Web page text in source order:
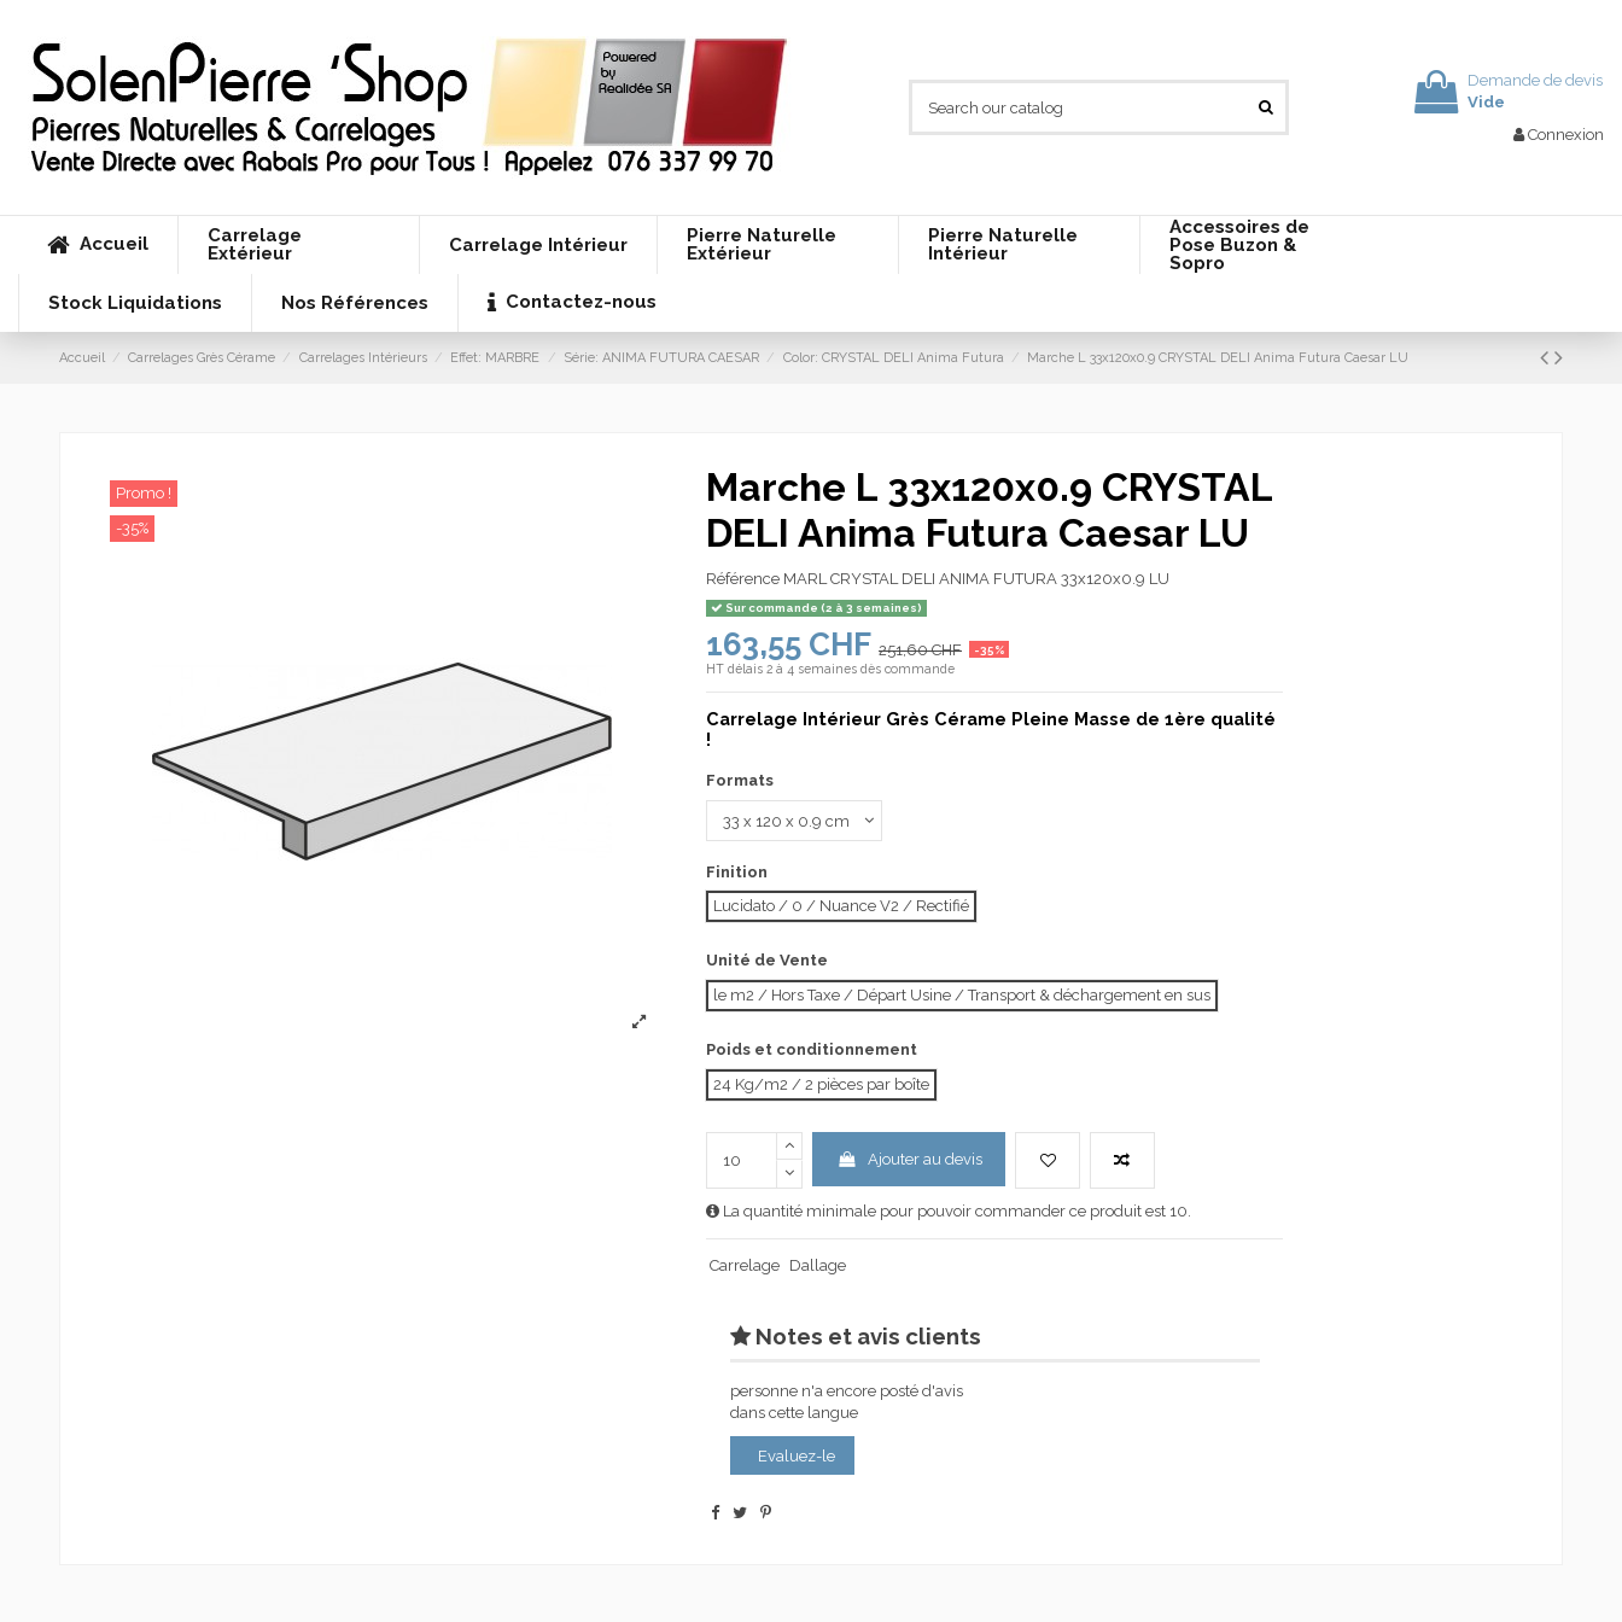
Demande de devis
Vide
Connexion
Accueil
Carrelage
Extérieur
Carrelage Intérieur
Pierre Naturelle
Extérieur
Pierre Naturelle
Intérieur
Accessoires de
Pose Buzon &
Sopro
Stock Liquidations
Nos Références Contactez-nous
Accueil Carrelages Grès Cérame Carrelages Intérieurs Effet: MARBRE Série: ANIMA FUTURA CAESAR Color: CRYSTAL DELI Anima Futura Marche L 33x120x0.9 CRYSTAL DELI Anima Futura Caesar LU
Promo !
-35%
Marche L 33x120x0.9 CRYSTAL
DELI Anima Futura Caesar LU
Référence MARL CRYSTAL DELI ANIMA FUTURA 33x120x0.9 LU
Sur commande (2 à 3 semaines)
163,55 CHF 251,60 CHF -35%
HTdélais 2 à 4 semaines dès commande
Carrelage Intérieur Grès Cérame Pleine Masse de 1ère qualité
!
Formats
Finition
Lucidato / 0 / Nuance V2 / Rectifié
Unité de Vente
le m2 / Hors Taxe / Départ Usine / Transport & déchargement en sus
Poids et conditionnement
24 Kg/m2 / 2 pièces par boîte
Ajouter au devis
La quantité minimale pour pouvoir commander ce produit est 10.
Carrelage Dallage
Notes et avis clients
personne n'a encore posté d'avis
dans cette langue
Evaluez-le